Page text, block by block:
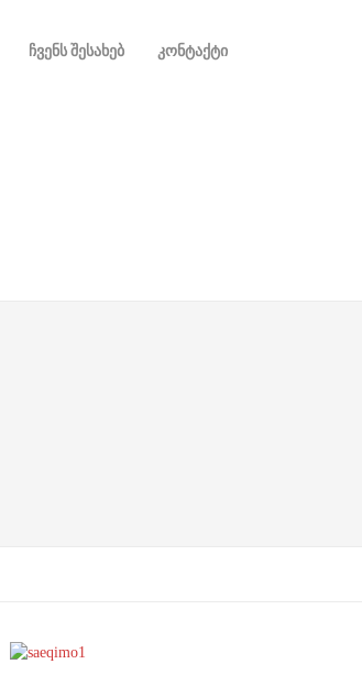
ᲩᲕᲔᲜᲡ ᲨᲔᲡᲐᲮᲔᲑ ᲙᲝᲜᲢᲐᲥᲢᲘ